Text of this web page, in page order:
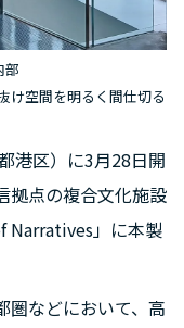
部
け空間を明るく間仕切る
港区）に3月28日開
拠点の複合文化施設
Narratives」に本製
圏などにおいて、高